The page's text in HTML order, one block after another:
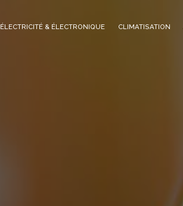
ÉLECTRICITÉ & ÉLECTRONIQUE CLIMATISATION